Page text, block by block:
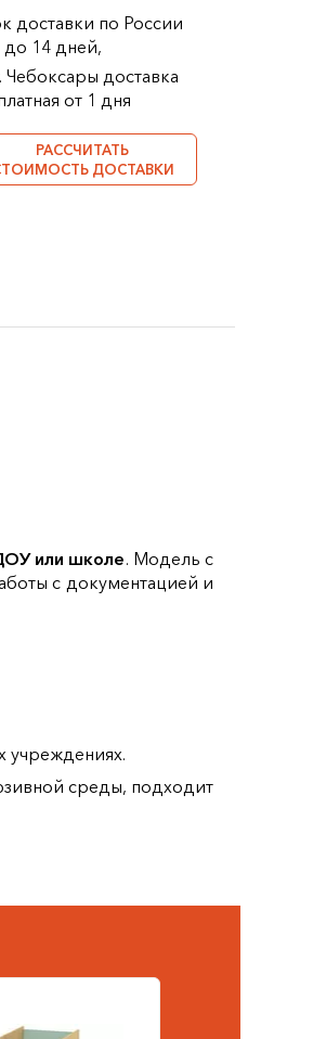
доставки по России
до 14 дней,
Чебоксары доставка
от 1 дня
РАССЧИТАТЬ
ДОСТАВКИ
или школе. Модель с
с документацией и
учреждениях.
среды, подходит